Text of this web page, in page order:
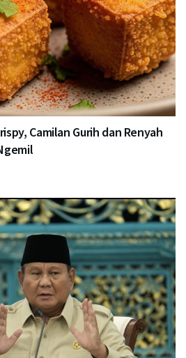
Camilan Gurih dan Renyah